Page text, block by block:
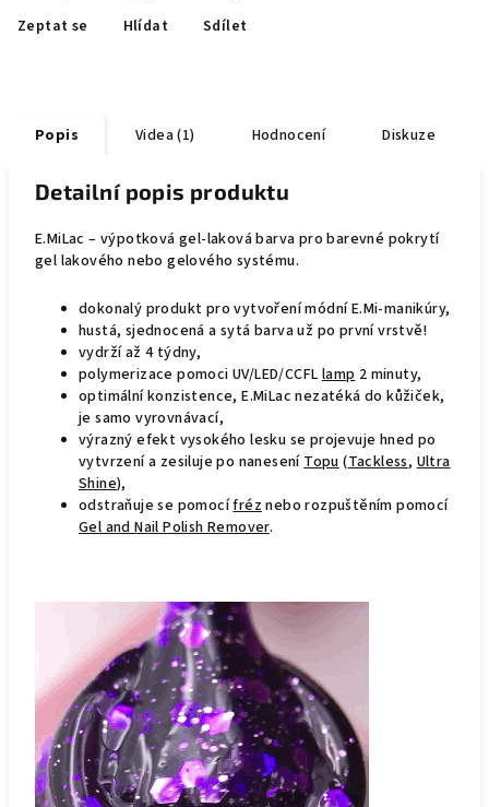
Zeptat se Hlídat Sdílet
Popis Videa (1) Hodnocení Diskuze
Detailní popis produktu
E.MiLac – výpotková gel-laková barva pro barevné pokrytí
gel lakového nebo gelového systému.
dokonalý produkt pro vytvoření módní E.Mi-manikúry,
hustá, sjednocená a sytá barva už po první vrstvě!
vydrží až 4 týdny,
polymerizace pomoci UV/LED/CCFLlamp2 minuty,
optimální konzistence, E.MiLac nezatéká do kůžiček,
je samo vyrovnávací,
výrazný efekt vysokého lesku se projevuje hned po
vytvrzení a zesiluje po naneseníTopu(Tackless,Ultra
Shine),
odstraňuje se pomocífréznebo rozpuštěním pomocí
Gel and Nail Polish Remover.